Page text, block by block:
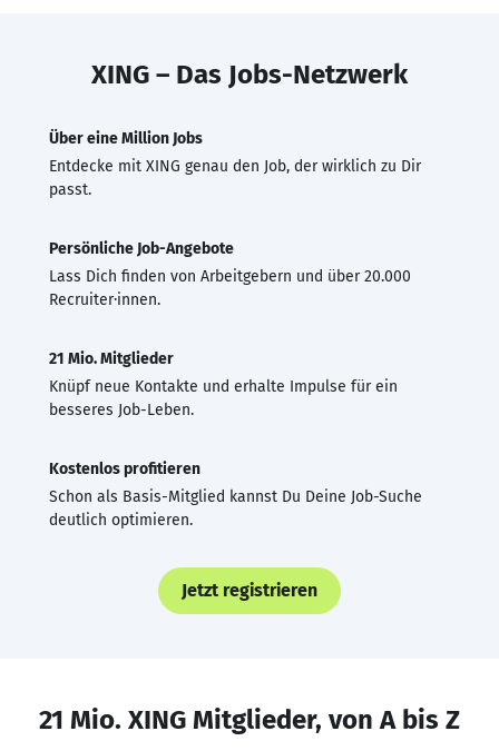
XING – Das Jobs-Netzwerk
Über eine Million Jobs
Entdecke mit XING genau den Job, der wirklich zu Dir
passt.
Persönliche Job-Angebote
Lass Dich finden von Arbeitgebern und über 20.000
Recruiter·innen.
21 Mio. Mitglieder
Knüpf neue Kontakte und erhalte Impulse für ein
besseres Job-Leben.
Kostenlos profitieren
Schon als Basis-Mitglied kannst Du Deine Job-Suche
deutlich optimieren.
Jetzt registrieren
21 Mio. XING Mitglieder, von A bis Z